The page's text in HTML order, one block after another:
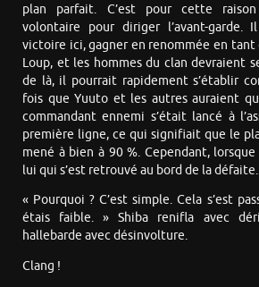
plan parfait. C’est pour cette
volontaire pour diriger l’avant-garde.
victoire ici, gagner en renommée en tant
Loup, et les hommes du clan devraient
de là, il pourrait rapidement s’établir
fois que Yuuto et les autres auraient
commandant ennemi s’était lancé à
première ligne, ce qui signifiait que le
mené à bien à 90 %. Cependant,
lui qui s’est retrouvé au bord de la défaite.
« Pourquoi ? C’est simple. Cela s’est
étais faible. » Shiba renifla avec
hallebarde avec désinvolture.
Clang !